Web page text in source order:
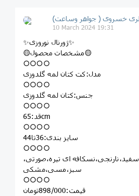
خسروی ( جواهر وساعت)
10 March 2024 19:31
✨ژورنال نوروزی✨
🟡مشخصات محصول🟡
○○○○
مدل:کت کتان لمه گلدوزی
○○○○
جنس:کتان لمه گلدوزی
○○○○
قد:65cm
○○○○
سایز بندی:36تا44
○○○○
ای تیره،صورتی،
سبز،مسی،مشکی
○○○○
قیمت:898/000تومان